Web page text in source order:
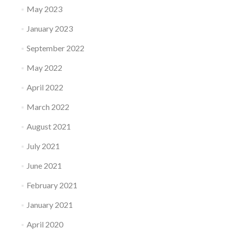
May 2023
January 2023
September 2022
May 2022
April 2022
March 2022
August 2021
July 2021
June 2021
February 2021
January 2021
April 2020